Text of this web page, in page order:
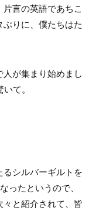
言の英語であちこ
りに、僕たちはた
が集まり始めまし
て。
シルバーギルトを
ったというので、
と紹介されて、皆